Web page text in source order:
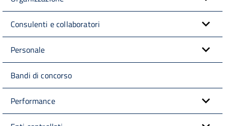
Consulenti e collaboratori
Personale
Bandi di concorso
Performance